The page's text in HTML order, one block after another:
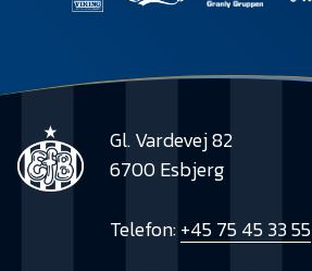
Gl. Vardevej 82
6700 Esbjerg
Telefon:+45 75 45 33 55